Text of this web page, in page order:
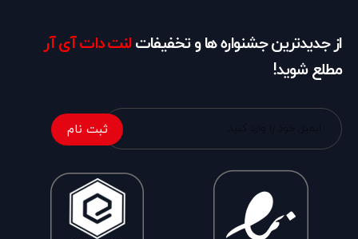
از جدیدترین جشنواره ها و تخفیفاتلنت دات آی آر
مطلع شوید!
ثبت نام